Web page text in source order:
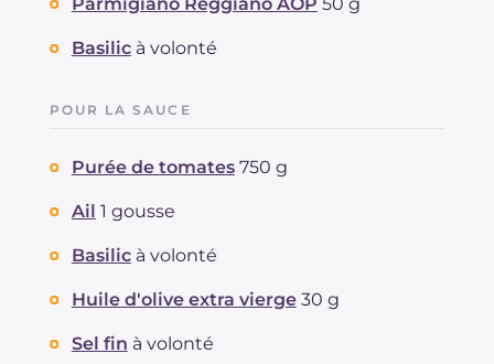
Basilic à volonté
POUR LA SAUCE
Purée de tomates 750 g
Ail 1 gousse
Basilic à volonté
Huile d'olive extra vierge 30 g
Sel fin à volonté